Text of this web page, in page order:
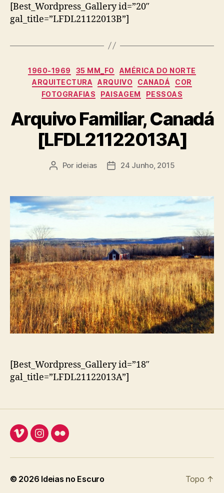
[Best_Wordpress_Gallery id=”20″
gal_title=”LFDL21122013B”]
Categorias
1960-1969 35 MM_FO
AMÉRICA DO NORTE
ARQUITECTURA
ARQUIVO CANADÁ
COR
FOTOGRAFIAS
PAISAGEM PESSOAS
Arquivo Familiar, Canadá
[LFDL21122013A]
Autor
Por ideias
Data24 Junho, 2015
[Best_Wordpress_Gallery id=”18″
gal_title=”LFDL21122013A”]
VimeoInstagram
Flickr
© 2026 Ideias no Escuro Topo ↑